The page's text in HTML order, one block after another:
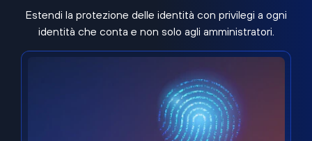
Estendi la protezione delle identità con privilegi a ogni
identità che conta e non solo agli amministratori.